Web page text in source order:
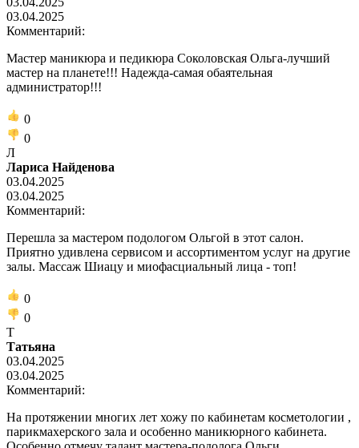
03.04.2025
Комментарий:
Мастер маникюра и педикюра Соколовская Ольга-лучший
мастер на планете!!! Надежда-самая обаятельная
администратор!!!
0
0
Л
Лариса Найденова
03.04.2025
03.04.2025
Комментарий:
Перешла за мастером подологом Ольгой в этот салон.
Приятно удивлена сервисом и ассортиментом услуг на другие
залы. Массаж Шиацу и миофасциальный лица - топ!
0
0
Т
Татьяна
03.04.2025
03.04.2025
Комментарий:
На протяжении многих лет хожу по кабинетам косметологии ,
парикмахерского зала и особенно маникюрного кабинета.